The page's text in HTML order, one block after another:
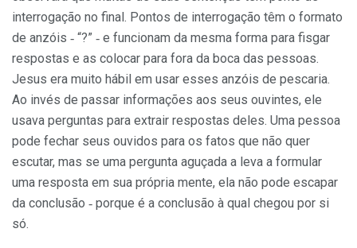
interrogação no final. Pontos de interrogação têm o formato
de anzóis ‑ “?” ‑ e funcionam da mesma forma para fisgar
respostas e as colocar para fora da boca das pessoas.
Jesus era muito hábil em usar esses anzóis de pescaria.
Ao invés de passar informações aos seus ouvintes, ele
usava per­guntas para extrair respostas deles. Uma pessoa
pode fechar seus ouvidos para os fatos que não quer
escutar, mas se uma pergunta aguçada a leva a formular
uma resposta em sua própria mente, ela não pode escapar
da conclusão ‑ porque é a conclusão à qual chegou por si
só.